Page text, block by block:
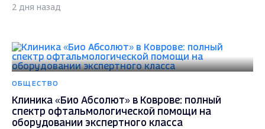
2 дня назад
ОБЩЕСТВО
Клиника «Био Абсолют» в Коврове: полный
спектр офтальмологической помощи на
оборудовании экспертного класса